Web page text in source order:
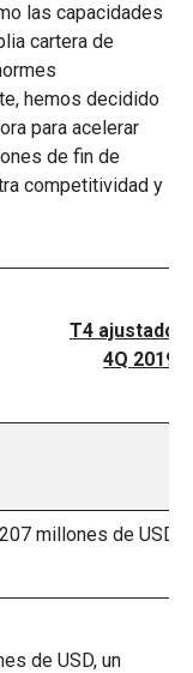
las capacidades
cartera de
hemos decidido
para acelerar
de fin de
competitividad y
T4 ajustado
4Q 2019
millones de USD
de USD, un